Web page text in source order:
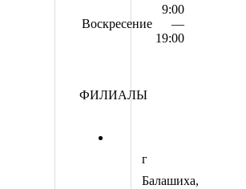
Воскресение
9:00
—
19:00
ФИЛИАЛЫ
г
Балашиха,